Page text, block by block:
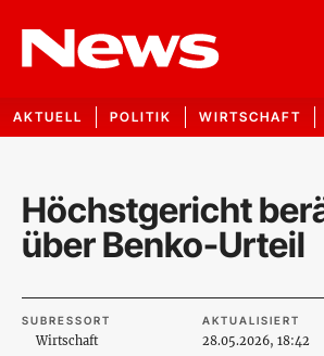
AKTUELL POLITIK WIRTSCHAFT
Höchstgericht
über Benko-Urteil
SUBRESSORT
Wirtschaft
AKTUALISIERT
28.05.2026, 18:42